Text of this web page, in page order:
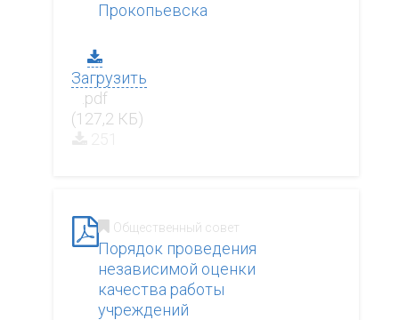
Прокопьевска
Загрузить
.pdf
(127,2 КБ)
Общественный совет
Порядок проведения
независимой оценки
качества работы
учреждений